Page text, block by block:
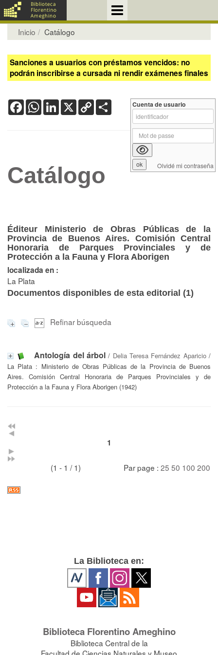
Inicio Catálogo
Sanciones a usuarios con préstamos vencidos: no
podrán inscribirse a cursada ni rendir exámenes finales
FacebookWhatsApp
LinkedIn
X Copy
Link
Catálogo
Éditeur Ministerio de Obras Públicas de la
Provincia de Buenos Aires. Comisión Central
Honoraria de Parques Provinciales y de
Protección a la Fauna y Flora Aborigen
localizada en :
La Plata
Documentos disponibles de esta editorial (1)
Refinar búsqueda
Antología del árbol / Delia Teresa Fernández Aparicio/
La Plata : Ministerio de Obras Públicas de la Provincia de Buenos
Aires. Comisión Central Honoraria de Parques Provinciales y de
Protección a la Fauna y Flora Aborigen (1942)
1
(1 - 1 / 1) Par page : 25 50 100 200
Cuenta de usuario
Olvidé mi contraseña
La Biblioteca en:
Biblioteca Florentino Ameghino
Biblioteca Central de la